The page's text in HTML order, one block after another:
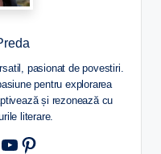
pasionat de povestiri.
pentru explorarea
și rezonează cu
literare.
YouTube
Pinterest